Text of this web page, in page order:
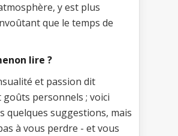
y est plus
que le temps de
lire ?
et passion dit
personnels ; voici
quelques suggestions, mais
à vous perdre - et vous